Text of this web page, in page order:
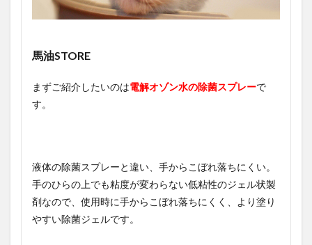
馬油STORE
まずご紹介したいのは電解オゾン水の除菌スプレーで
す。
液体の除菌スプレーと違い、手からこぼれ落ちにくい。
手のひらの上でも粘度が変わらない低粘性のジェル状製
剤なので、使用時に手からこぼれ落ちにくく、より塗り
やすい除菌ジェルです。